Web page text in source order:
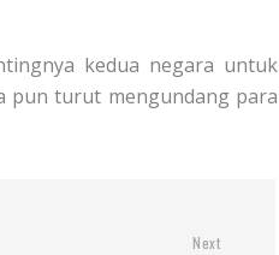
kedua negara untuk
pun turut mengundang para
Next